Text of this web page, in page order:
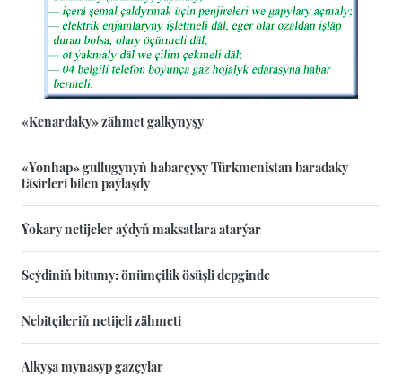
«Kenardaky» zähmet galkynyşy
«Yonhap» gullugynyň habarçysy Türkmenistan baradaky
täsirleri bilen paýlaşdy
Ýokary netijeler aýdyň maksatlara atarýar
Seýdiniň bitumy: önümçilik ösüşli depginde
Nebitçileriň netijeli zähmeti
Alkyşa mynasyp gazçylar